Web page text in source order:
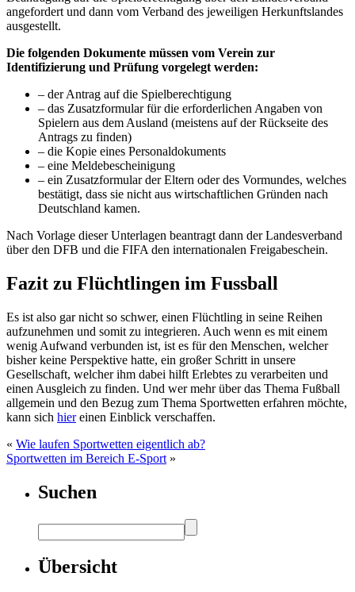
angefordert und dann vom Verband des jeweiligen Herkunftslandes
ausgestellt.
Die folgenden Dokumente müssen vom Verein zur
Identifizierung und Prüfung vorgelegt werden:
– der Antrag auf die Spielberechtigung
– das Zusatzformular für die erforderlichen Angaben von
Spielern aus dem Ausland (meistens auf der Rückseite des
Antrags zu finden)
– die Kopie eines Personaldokuments
– eine Meldebescheinigung
– ein Zusatzformular der Eltern oder des Vormundes, welches
bestätigt, dass sie nicht aus wirtschaftlichen Gründen nach
Deutschland kamen.
Nach Vorlage dieser Unterlagen beantragt dann der Landesverband
über den DFB und die FIFA den internationalen Freigabeschein.
Fazit zu Flüchtlingen im Fussball
Es ist also gar nicht so schwer, einen Flüchtling in seine Reihen
aufzunehmen und somit zu integrieren. Auch wenn es mit einem
wenig Aufwand verbunden ist, ist es für den Menschen, welcher
bisher keine Perspektive hatte, ein großer Schritt in unsere
Gesellschaft, welcher ihm dabei hilft Erlebtes zu verarbeiten und
einen Ausgleich zu finden. Und wer mehr über das Thema Fußball
allgemein und den Bezug zum Thema Sportwetten erfahren möchte,
kann sich hiereinen Einblick verschaffen.
« Wie laufen Sportwetten eigentlich ab?
Sportwetten im Bereich E-Sport »
Suchen
Übersicht